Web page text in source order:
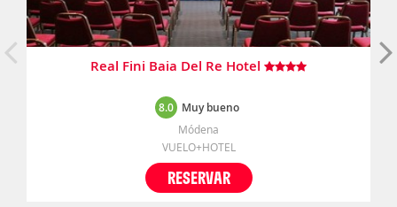
Real Fini Baia Del Re Hotel
8.0 Muy bueno
Módena
VUELO+HOTEL
RESERVAR